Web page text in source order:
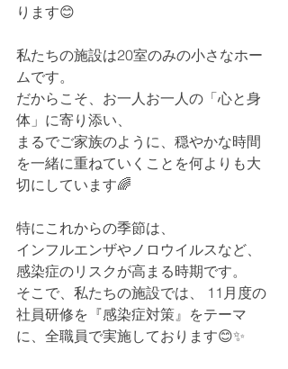
ります😊
私たちの施設は20室のみの小さなホー
ムです。
だからこそ、お一人お一人の「心と身
体」に寄り添い、
まるでご家族のように、穏やかな時間
を一緒に重ねていくことを何よりも大
切にしています🌈
特にこれからの季節は、
インフルエンザやノロウイルスなど、
感染症のリスクが高まる時期です。
そこで、私たちの施設では、 11月度の
社員研修を『感染症対策』をテーマ
に、全職員で実施しております😊✨